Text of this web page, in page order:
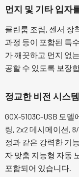
먼지 및 기타 입자
클린룸 조립, 센서 장
과정 등이 포함된 특
가 깨끗하고 먼지 없
공할 수 있도록 보장
정교한 비전 시스
GOX-5103C-USB 모
링, 2x2 데시메이션,
정과 같은 강력한 기
자 맞춤 지능형 자동
포함되어 있습니다.